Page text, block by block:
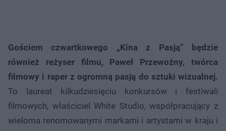
Gościem czwartkowego „Kina z Pasją” będzie
również reżyser filmu, Paweł Przewoźny, twórca
filmowy i raper z ogromną pasją do sztuki wizualnej.
To laureat kilkudziesięciu konkursów i festiwali
filmowych, właściciel White Studio, współpracujący z
wieloma renomowanymi markami i artystami w kraju i